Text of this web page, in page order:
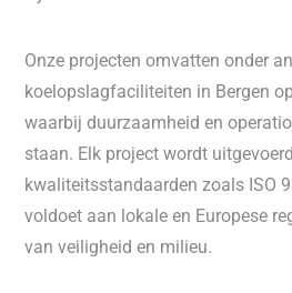
Onze projecten omvatten onder
koelopslagfaciliteiten in Bergen
waarbij duurzaamheid en
staan. Elk project wordt
kwaliteitsstandaarden zoals ISO
voldoet aan lokale en Europese
van veiligheid en milieu.